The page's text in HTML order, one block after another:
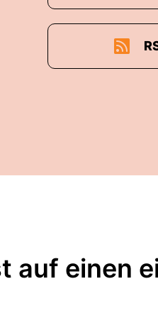
auf einen